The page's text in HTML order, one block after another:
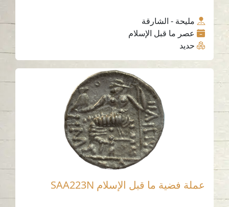
مليحة - الشارقة
عصر ما قبل الإسلام
حديد
عملة فضية ما قبل الإسلام SAA223N